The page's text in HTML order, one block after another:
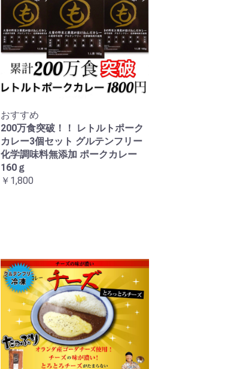
おすすめ
200万食突破！！ レトルトポーク
カレー3個セット グルテンフリー
化学調味料無添加 ポークカレー
160ｇ
￥1,800